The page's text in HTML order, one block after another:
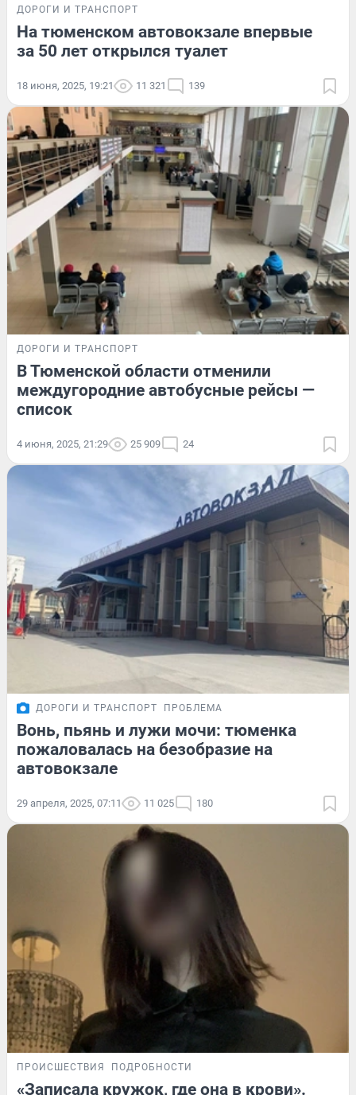
ДОРОГИ И ТРАНСПОРТ
На тюменском автовокзале впервые
за 50 лет открылся туалет
18 июня, 2025, 19:21 11 321 139
ДОРОГИ И ТРАНСПОРТ
В Тюменской области отменили
междугородние автобусные рейсы —
список
4 июня, 2025, 21:29 25 909 24
ДОРОГИ И ТРАНСПОРТ ПРОБЛЕМА
Вонь, пьянь и лужи мочи: тюменка
пожаловалась на безобразие на
автовокзале
29 апреля, 2025, 07:11 11 025 180
ПРОИСШЕСТВИЯ ПОДРОБНОСТИ
«Записала кружок, где она в крови».